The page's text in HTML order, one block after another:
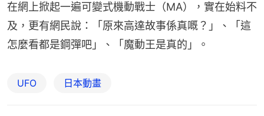
在網上掀起一遍可變式機動戰士（MA），實在始料不
及，更有網民說：「原來高達故事係真嘅？」、「這
怎麼看都是鋼彈吧」、「魔動王是真的」。
UFO 日本動畫